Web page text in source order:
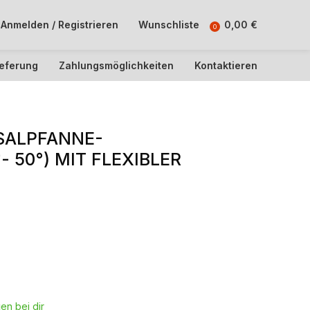
Anmelden / Registrieren Wunschliste 0 0,00 €
Zahlungsmöglichkeiten Kontaktieren
50°) MIT FLEXIBLER
bei dir